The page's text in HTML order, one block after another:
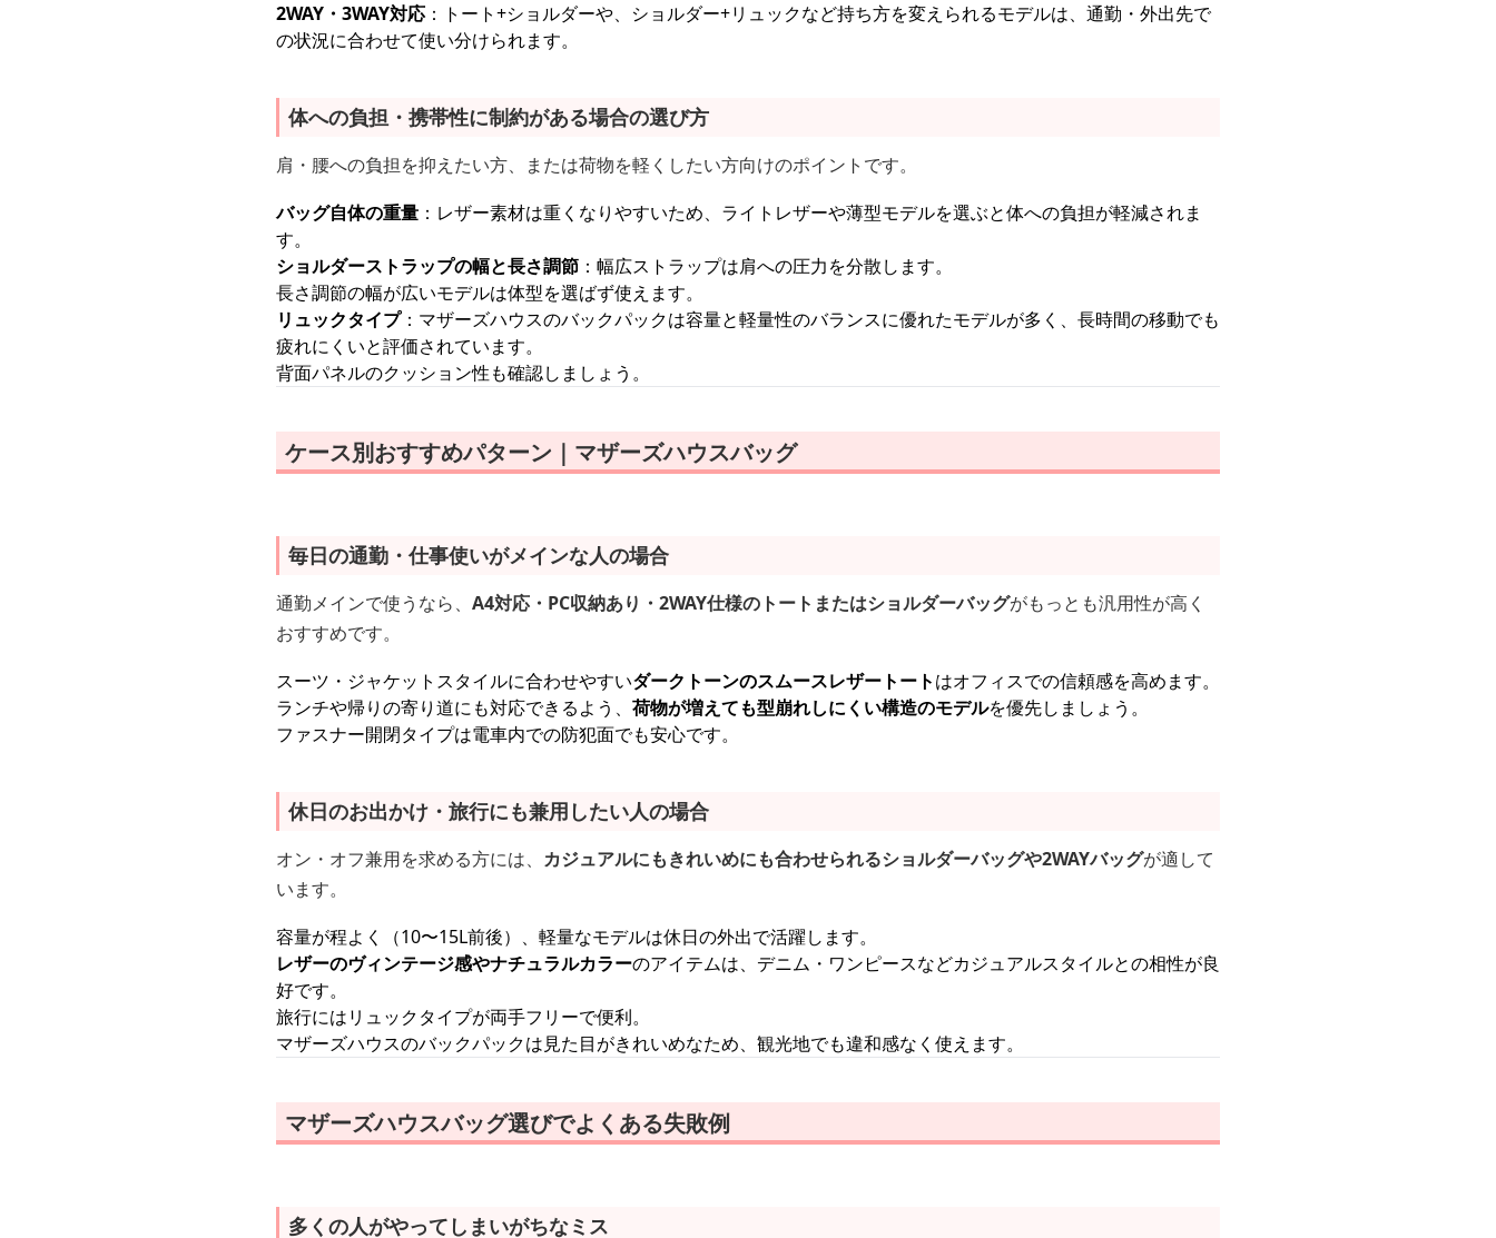
2WAY・3WAY対応 ：トート+ショルダーや、ショルダー+リュックなど持ち方を変えられるモデルは、通勤・外出先で
の状況に合わせて使い分けられます。
体への負担・携帯性に制約がある場合の選び方
肩・腰への負担を抑えたい方、または荷物を軽くしたい方向けのポイントです。
バッグ自体の重量 ：レザー素材は重くなりやすいため、ライトレザーや薄型モデルを選ぶと体への負担が軽減されま
す。
ショルダーストラップの幅と長さ調節 ：幅広ストラップは肩への圧力を分散します。
長さ調節の幅が広いモデルは体型を選ばず使えます。
リュックタイプ：マザーズハウスのバックパックは容量と軽量性のバランスに優れたモデルが多く、長時間の移動でも
疲れにくいと評価されています。
背面パネルのクッション性も確認しましょう。
ケース別おすすめパターン｜マザーズハウスバッグ
毎日の通勤・仕事使いがメインな人の場合
通勤メインで使うなら、 A4対応・PC収納あり・2WAY仕様のトートまたはショルダーバッグがもっとも汎用性が高く
おすすめです。
スーツ・ジャケットスタイルに合わせやすいダークトーンのスムースレザートートはオフィスでの信頼感を高めます。
ランチや帰りの寄り道にも対応できるよう、 荷物が増えても型崩れしにくい構造のモデルを優先しましょう。
ファスナー開閉タイプは電車内での防犯面でも安心です。
休日のお出かけ・旅行にも兼用したい人の場合
オン・オフ兼用を求める方には、 カジュアルにもきれいめにも合わせられるショルダーバッグや2WAYバッグが適して
います。
容量が程よく（10〜15L前後）、軽量なモデルは休日の外出で活躍します。
レザーのヴィンテージ感やナチュラルカラーのアイテムは、デニム・ワンピースなどカジュアルスタイルとの相性が良
好です。
旅行にはリュックタイプが両手フリーで便利。
マザーズハウスのバックパックは見た目がきれいめなため、観光地でも違和感なく使えます。
マザーズハウスバッグ選びでよくある失敗例
多くの人がやってしまいがちなミス